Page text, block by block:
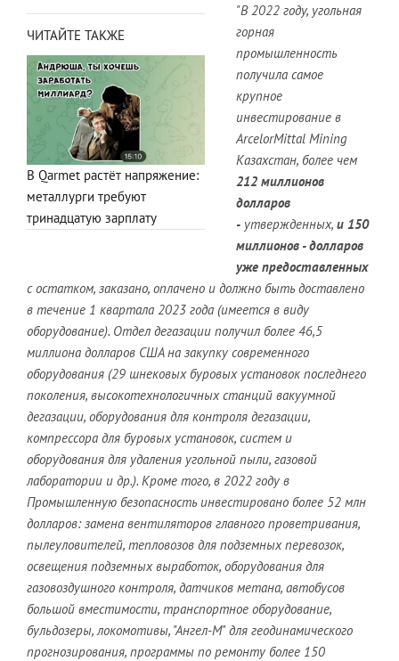
ЧИТАЙТЕ ТАКЖЕ
В Qarmet растёт напряжение:
металлурги требуют
тринадцатую зарплату
"В 2022 году, угольная
горная
промышленность
получила самое
крупное
инвестирование в
ArcelorMittal Mining
Казахстан, более чем
212 миллионов
долларов
- утвержденных, и 150
миллионов - долларов
уже предоставленных
с остатком, заказано, оплачено и должно быть доставлено
в течение 1 квартала 2023 года (имеется в виду
оборудование). Отдел дегазации получил более 46,5
миллиона долларов США на закупку современного
оборудования (29 шнековых буровых установок последнего
поколения, высокотехнологичных станций вакуумной
дегазации, оборудования для контроля дегазации,
компрессора для буровых установок, систем и
оборудования для удаления угольной пыли, газовой
лаборатории и др.). Кроме того, в 2022 году в
Промышленную безопасность инвестировано более 52 млн
долларов: замена вентиляторов главного проветривания,
пылеуловителей, тепловозов для подземных перевозок,
освещения подземных выработок, оборудования для
газовоздушного контроля, датчиков метана, автобусов
большой вместимости, транспортное оборудование,
бульдозеры, локомотивы, "Ангел-М" для геодинамического
прогнозирования, программы по ремонту более 150